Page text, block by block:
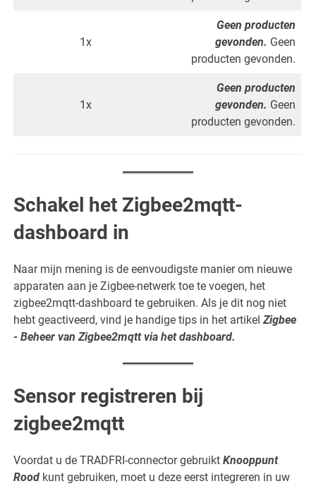
1x
Geen producten
gevonden. Geen
producten gevonden.
1x
Geen producten
gevonden. Geen
producten gevonden.
Schakel het Zigbee2mqtt-
dashboard in
Naar mijn mening is de eenvoudigste manier om nieuwe
apparaten aan je Zigbee-netwerk toe te voegen, het
zigbee2mqtt-dashboard te gebruiken. Als je dit nog niet
hebt geactiveerd, vind je handige tips in het artikelZigbee
- Beheer van Zigbee2mqtt via het dashboard.
Sensor registreren bij
zigbee2mqtt
Voordat u de TRADFRI-connector gebruiktKnooppunt
Rood kunt gebruiken, moet u deze eerst integreren in uw